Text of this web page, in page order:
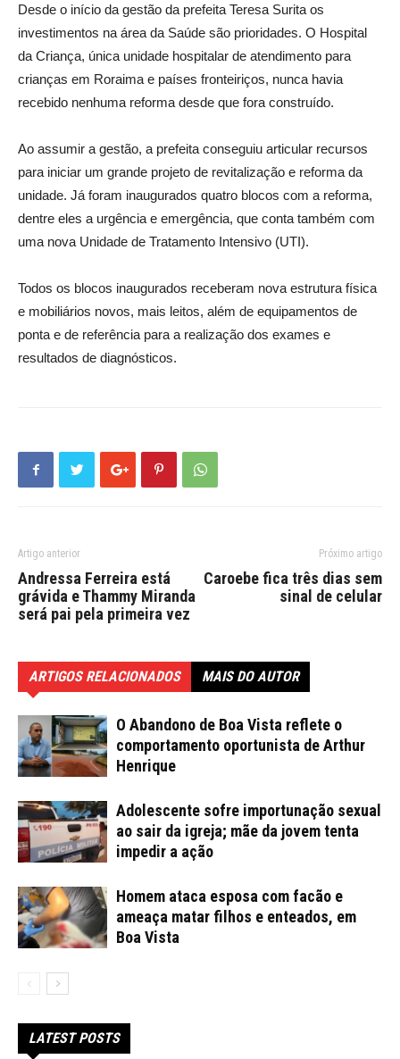
Desde o início da gestão da prefeita Teresa Surita os
investimentos na área da Saúde são prioridades. O Hospital
da Criança, única unidade hospitalar de atendimento para
crianças em Roraima e países fronteiriços, nunca havia
recebido nenhuma reforma desde que fora construído.
Ao assumir a gestão, a prefeita conseguiu articular recursos
para iniciar um grande projeto de revitalização e reforma da
unidade. Já foram inaugurados quatro blocos com a reforma,
dentre eles a urgência e emergência, que conta também com
uma nova Unidade de Tratamento Intensivo (UTI).
Todos os blocos inaugurados receberam nova estrutura física
e mobiliários novos, mais leitos, além de equipamentos de
ponta e de referência para a realização dos exames e
resultados de diagnósticos.
Artigo anterior
Andressa Ferreira está
grávida e Thammy Miranda
será pai pela primeira vez
Próximo artigo
Caroebe fica três dias sem
sinal de celular
ARTIGOS RELACIONADOS MAIS DO AUTOR
O Abandono de Boa Vista reflete o
comportamento oportunista de Arthur
Henrique
Adolescente sofre importunação sexual
ao sair da igreja; mãe da jovem tenta
impedir a ação
Homem ataca esposa com facão e
ameaça matar filhos e enteados, em
Boa Vista
LATEST POSTS